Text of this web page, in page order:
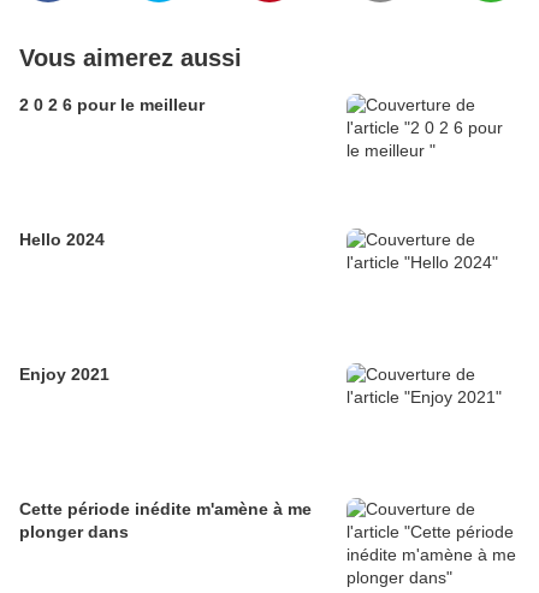
Vous aimerez aussi
2 0 2 6 pour le meilleur
Hello 2024
Enjoy 2021
Cette période inédite m'amène à me
plonger dans